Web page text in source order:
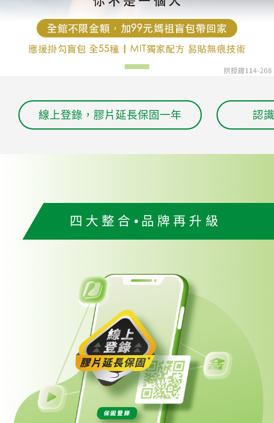
線上登錄，膠片延長保固一年 認
四大整合•品牌再升級